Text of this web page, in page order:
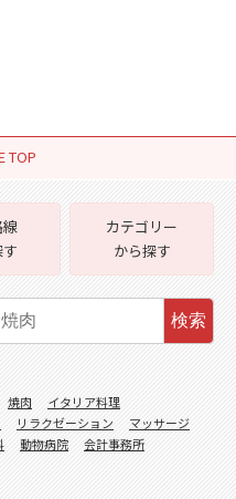
TOP
カテゴリー
から探す
検索
焼肉
イタリア料理
リラクゼーション
マッサージ
動物病院
会計事務所